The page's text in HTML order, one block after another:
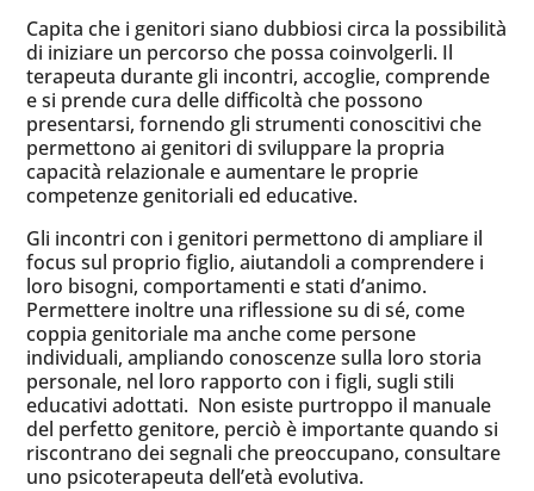
Capita che i genitori siano dubbiosi circa la possibilità
di iniziare un percorso che possa coinvolgerli. Il
terapeuta durante gli incontri, accoglie, comprende
e si prende cura delle difficoltà che possono
presentarsi, fornendo gli strumenti conoscitivi che
permettono ai genitori di sviluppare la propria
capacità relazionale e aumentare le proprie
competenze genitoriali ed educative.
Gli incontri con i genitori permettono di ampliare il
focus sul proprio figlio, aiutandoli a comprendere i
loro bisogni, comportamenti e stati d’animo.
Permettere inoltre una riflessione su di sé, come
coppia genitoriale ma anche come persone
individuali, ampliando conoscenze sulla loro storia
personale, nel loro rapporto con i figli, sugli stili
educativi adottati. Non esiste purtroppo il manuale
del perfetto genitore, perciò è importante quando si
riscontrano dei segnali che preoccupano, consultare
uno psicoterapeuta dell’età evolutiva.